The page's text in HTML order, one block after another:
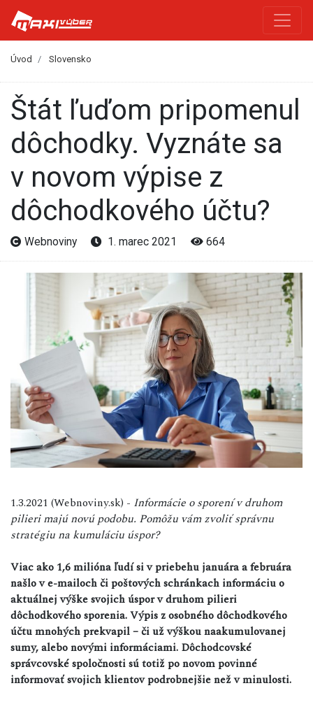
Úvod Slovensko
Štát ľuďom pripomenul
dôchodky. Vyznáte sa
v novom výpise z
dôchodkového účtu?
Webnoviny 1. marec 2021 664
1.3.2021 (Webnoviny.sk) - Informácie o sporení v druhom
pilieri majú novú podobu. Pomôžu vám zvoliť správnu
stratégiu na kumuláciu úspor?
Viac ako 1,6 milióna ľudí si v priebehu januára a februára
našlo v e-mailoch či poštových schránkach informáciu o
aktuálnej výške svojich úspor v druhom pilieri
dôchodkového sporenia. Výpis z osobného dôchodkového
účtu mnohých prekvapil – či už výškou naakumulovanej
sumy, alebo novými informáciami. Dôchodcovské
správcovské spoločnosti sú totiž po novom povinné
informovať svojich klientov podrobnejšie než v minulosti.